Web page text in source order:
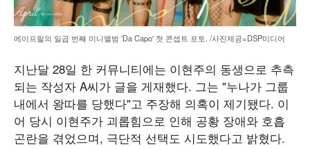
에이프릴의 일곱 번째 미니앨범 'Da Capo' 첫 콘셉트 포토. /사진제공=DSP미디어
지난달 28일 한 커뮤니티에는 이현주의 동생으로 추측
되는 작성자 A씨가 글을 게재했다. 그는 "누나가 그룹
내에서 왕따를 당했다"고 주장해 의혹이 제기됐다. 이
어 당시 이현주가 괴롭힘으로 인해 공황 장애와 호흡
곤란을 겪었으며, 극단적 선택도 시도했다고 밝혔다.